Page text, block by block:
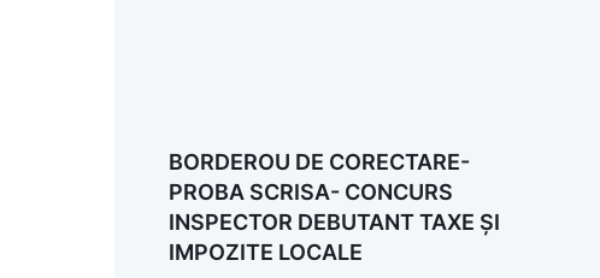
BORDEROU DE CORECTARE-
PROBA SCRISA- CONCURS
INSPECTOR DEBUTANT TAXE ȘI
IMPOZITE LOCALE